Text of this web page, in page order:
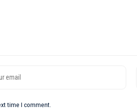
time I comment.